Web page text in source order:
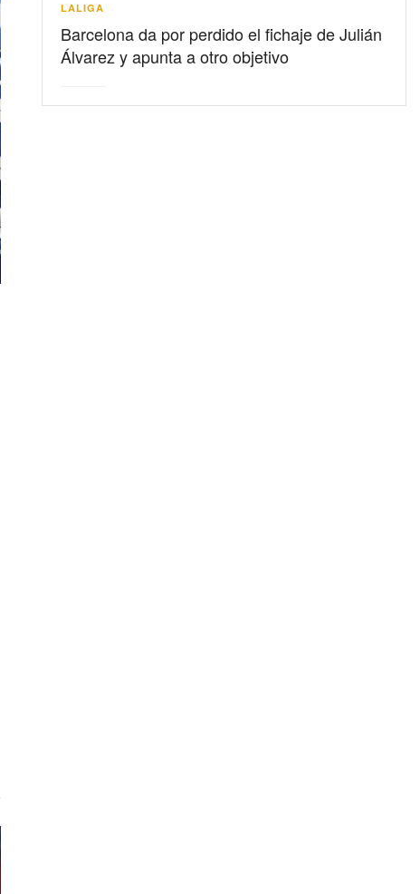
LALIGA
Barcelona da por perdido el fichaje de Julián
Álvarez y apunta a otro objetivo